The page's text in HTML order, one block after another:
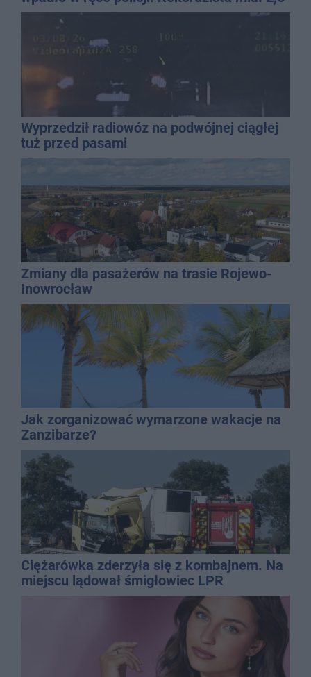
promila
Wyprzedził radiowóz na podwójnej ciągłej
tuż przed pasami
Zmiany dla pasażerów na trasie Rojewo-
Inowrocław
Jak zorganizować wymarzone wakacje na
Zanzibarze?
Ciężarówka zderzyła się z kombajnem. Na
miejscu lądował śmigłowiec LPR